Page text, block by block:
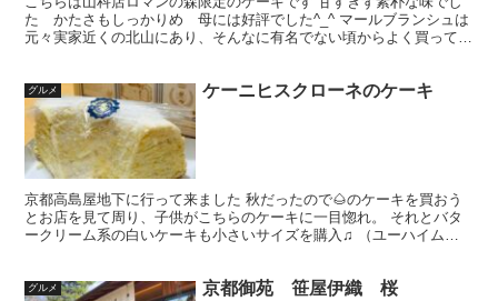
た かたさもしっかりめ 母には好評でした^_^ マールブランシュは
元々実家近くの北山にあり、そんなに有名でない頃からよく買ってい
グルメ ケーニヒスクローネのケーキ
京都高島屋地下に行って来ました 秋だったので🌰のケーキを買おう
とお店を見て周り、子供がこちらのケーキに一目惚れ。 それとバタ
ークリーム系の白いケーキも小さいサイズを購入♫ （ユーハイムの
グルメ 京都御苑 笹屋伊織 桜